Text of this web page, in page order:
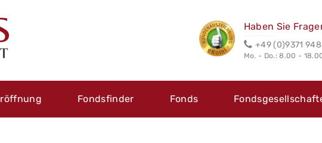
Haben Sie
+49 (0)9371
Mo. - Do.: 8.00 -
Fondsfinder Fonds